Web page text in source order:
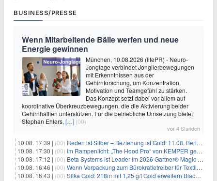
BUSINESS/PRESSE
Wenn Mitarbeitende Bälle werfen und neue
Energie gewinnen
München, 10.08.2026 (lifePR) - Neuro-
Jonglage verbindet Jonglierbewegungen
mit Erkenntnissen aus der
Gehirnforschung, um Konzentration,
Motivation und Teamgefühl zu stärken.
Das Konzept setzt dabei vor allem auf
koordinative Überkreuzbewegungen, die die Aktivierung beider
Gehirnhälften unterstützen. Für die betriebliche Umsetzung bietet
Stephan Ehlers, […] (00)
vor 4 Stunden
10.08. 17:39 | (00) Reden ist Silber – Beziehung ist Gold! 11.08. Berlin – 18:30 Uhr
10.08. 17:30 | (00) Im Rampenlicht: „The Hood Pro“ von KEMPER gewinnt den Red Dot Design Award 2026
10.08. 17:12 | (00) Beta Systems ist Leader im 2026 Gartner® Magic Quadrant™ für Service Orchestration and Automation Platforms (SOAP)
10.08. 16:46 | (00) Wenn Verpackung zum Bürokratietreiber für Textilunternehmen wird
10.08. 16:43 | (00) Sitka Gold: 218m mit 1,25 g/t Gold erweitern Blackjack massiv